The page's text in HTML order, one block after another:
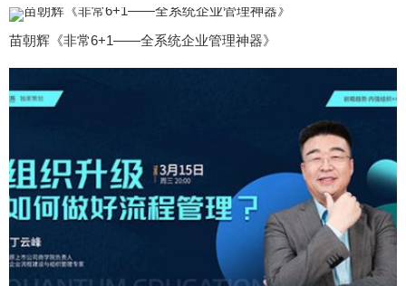
苗朝辉《非常6+1——全系统企业管理神器》